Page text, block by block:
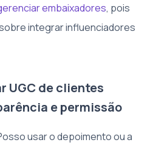
embaixadores, pois
integrar influenciadores
UGC de clientes
e permissão
usar o depoimento ou a